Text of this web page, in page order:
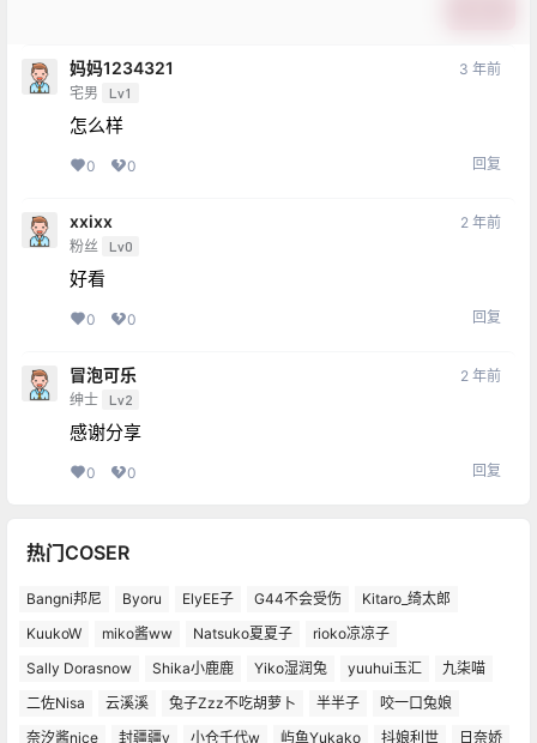
妈妈1234321
宅男 Lv1
3 年前
怎么样
0 0 回复
xxixx
粉丝 Lv0
2 年前
好看
0 0 回复
冒泡可乐
绅士 Lv2
2 年前
感谢分享
0 0 回复
热门COSER
Bangni邦尼 Byoru ElyEE子 G44不会受伤
Kitaro_绮太郎
KuukoW
miko酱ww Natsuko夏夏子
rioko凉凉子
Sally Dorasnow
Shika小鹿鹿 Yiko湿润兔 yuuhui玉汇
九柒喵
二佐Nisa
云溪溪 兔子Zzz不吃胡萝卜 半半子
咬一口兔娘
奈汐酱nice
封疆疆v 小仓千代w 屿鱼Yukako 抖娘利世 日奈娇